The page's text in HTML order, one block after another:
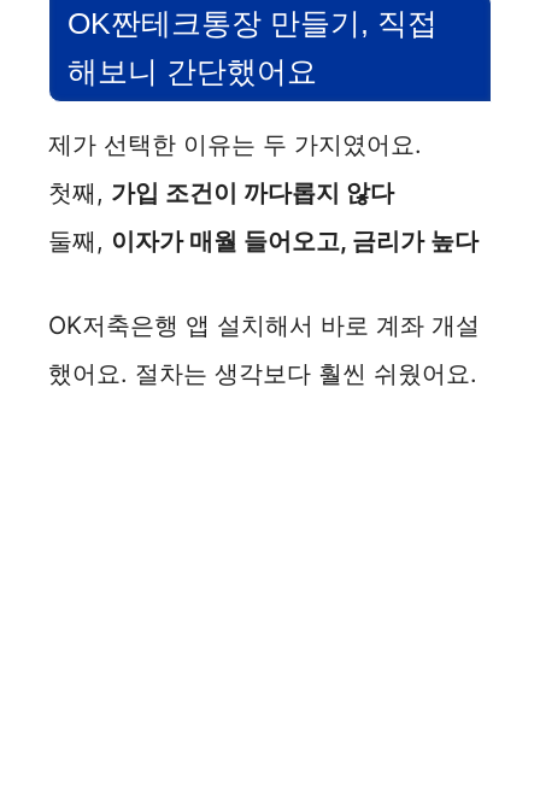
OK짠테크통장 만들기, 직접
해보니 간단했어요
제가 선택한 이유는 두 가지였어요.
첫째, 가입 조건이 까다롭지 않다
둘째, 이자가 매월 들어오고, 금리가 높다
OK저축은행 앱 설치해서 바로 계좌 개설
했어요. 절차는 생각보다 훨씬 쉬웠어요.